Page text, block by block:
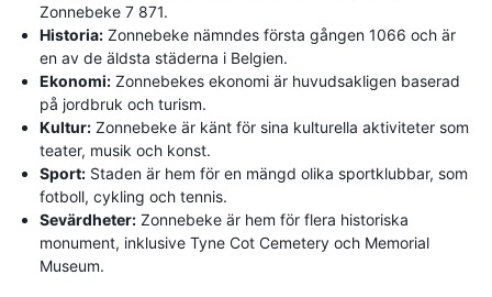
Zonnebeke 7 871.
Historia: Zonnebeke nämndes första gången 1066 och är
en av de äldsta städerna i Belgien.
Ekonomi: Zonnebekes ekonomi är huvudsakligen baserad
på jordbruk och turism.
Kultur: Zonnebeke är känt för sina kulturella aktiviteter som
teater, musik och konst.
Sport: Staden är hem för en mängd olika sportklubbar, som
fotboll, cykling och tennis.
Sevärdheter: Zonnebeke är hem för flera historiska
monument, inklusive Tyne Cot Cemetery och Memorial
Museum.